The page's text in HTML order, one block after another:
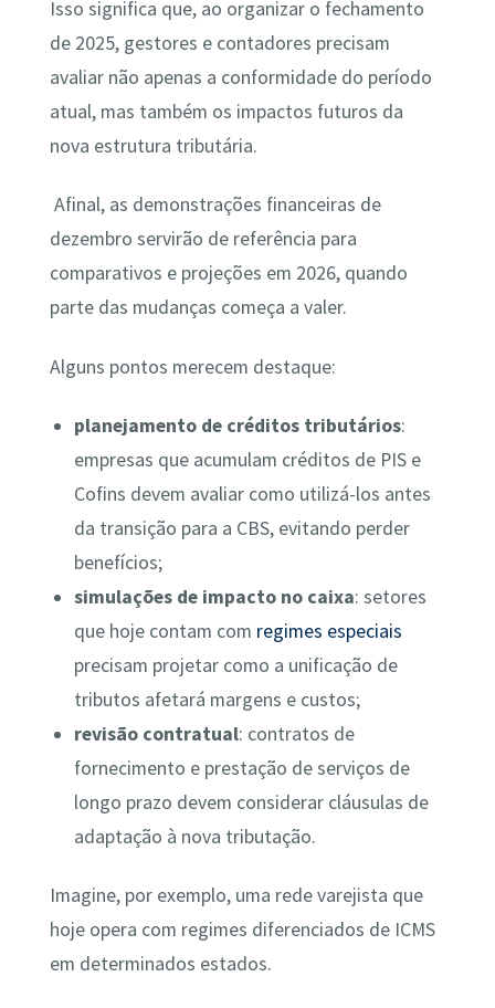
Isso significa que, ao organizar o fechamento
de 2025, gestores e contadores precisam
avaliar não apenas a conformidade do período
atual, mas também os impactos futuros da
nova estrutura tributária.
Afinal, as demonstrações financeiras de
dezembro servirão de referência para
comparativos e projeções em 2026, quando
parte das mudanças começa a valer.
Alguns pontos merecem destaque:
planejamento de créditos tributários:
empresas que acumulam créditos de PIS e
Cofins devem avaliar como utilizá-los antes
da transição para a CBS, evitando perder
benefícios;
simulações de impacto no caixa: setores
que hoje contam com regimes especiais
precisam projetar como a unificação de
tributos afetará margens e custos;
revisão contratual: contratos de
fornecimento e prestação de serviços de
longo prazo devem considerar cláusulas de
adaptação à nova tributação.
Imagine, por exemplo, uma rede varejista que
hoje opera com regimes diferenciados de ICMS
em determinados estados.